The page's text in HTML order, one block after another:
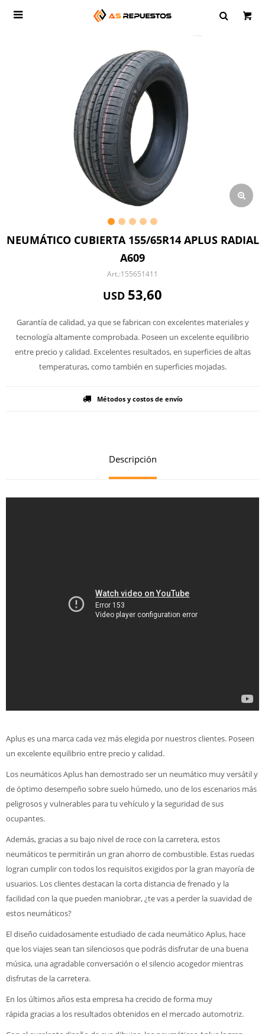

NEUMÁTICO CUBIERTA 155/65R14 APLUS RADIAL
A609
155651411
USD 53,60
Garantía de calidad, ya que se fabrican con excelentes materiales y
tecnología altamente comprobada. Poseen un excelente equilibrio
entre precio y calidad. Excelentes resultados, en superficies de altas
temperaturas, como también en superficies mojadas.
Métodos y costos de envío
Descripción
Aplus es una marca cada vez más elegida por nuestros clientes. Poseen
un excelente equilibrio entre precio y calidad.
Los neumáticos Aplus han demostrado ser un neumático muy versátil y
de óptimo desempeño sobre suelo húmedo, uno de los escenarios más
peligrosos y vulnerables para tu vehículo y la seguridad de sus
ocupantes.
Además, gracias a su bajo nivel de roce con la carretera, estos
neumáticos te permitirán un gran ahorro de combustible. Estas ruedas
logran cumplir con todos los requisitos exigidos por la gran mayoría de
usuarios. Los clientes destacan la corta distancia de frenado y la
facilidad con la que pueden maniobrar, ¿te vas a perder la suavidad de
estos neumáticos?
El diseño cuidadosamente estudiado de cada neumático Aplus, hace
que los viajes sean tan silenciosos que podrás disfrutar de una buena
música, una agradable conversación o el silencio acogedor mientras
disfrutas de la carretera.
En los últimos años esta empresa ha crecido de forma muy
rápida gracias a los resultados obtenidos en el mercado automotriz.